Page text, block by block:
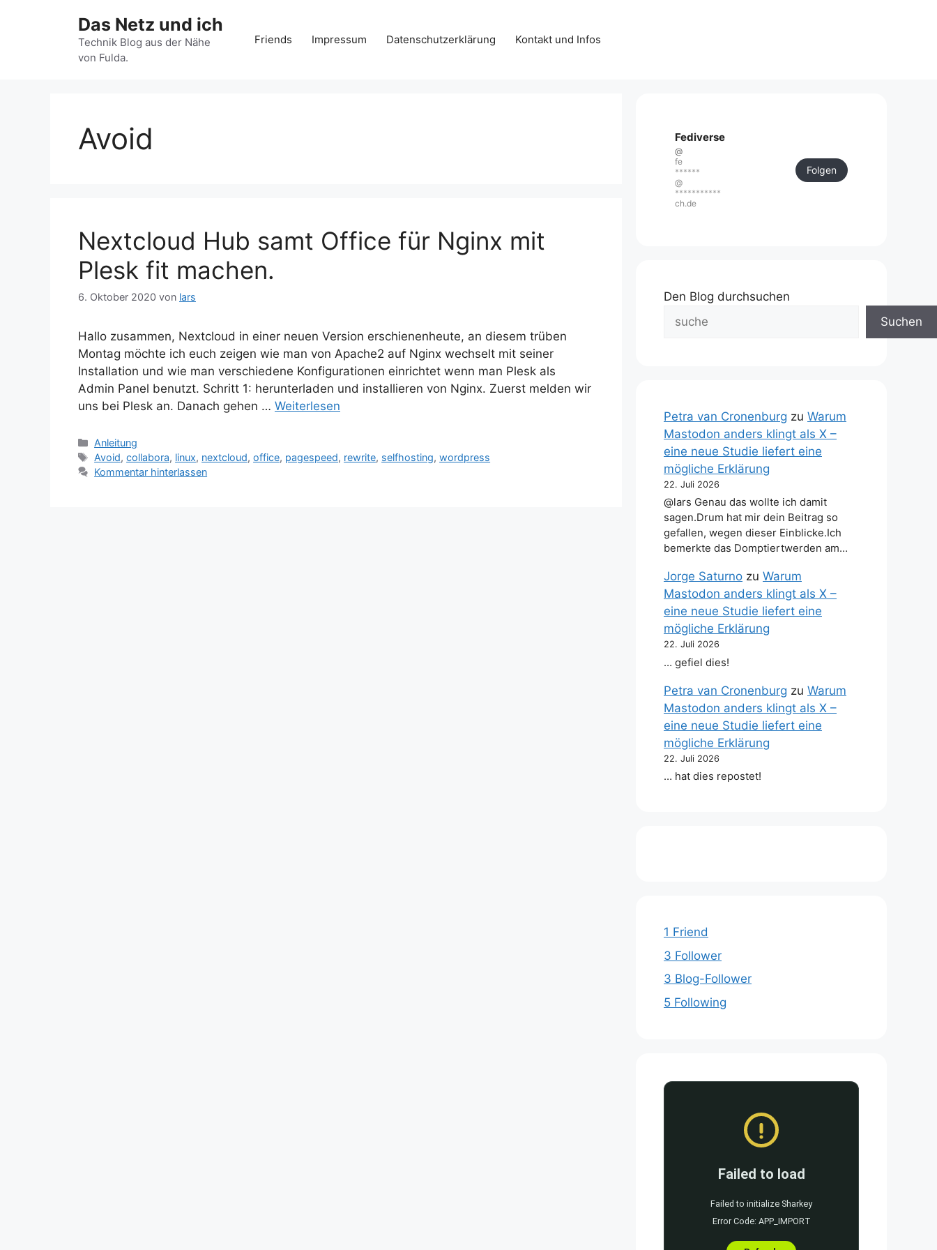
Das Netz und ich
Technik Blog aus der Nähe
von Fulda.
Friends Impressum Datenschutzerklärung Kontakt und Infos
Avoid
Nextcloud Hub samt Office für Nginx mit
Plesk fit machen.
6. Oktober 2020 von lars
Hallo zusammen, Nextcloud in einer neuen Version erschienenheute, an diesem trüben
Montag möchte ich euch zeigen wie man von Apache2 auf Nginx wechselt mit seiner
Installation und wie man verschiedene Konfigurationen einrichtet wenn man Plesk als
Admin Panel benutzt. Schritt 1: herunterladen und installieren von Nginx. Zuerst melden wir
uns bei Plesk an. Danach gehen … Weiterlesen
Kategorien
Anleitung
Schlagwörter
Avoid,collabora, linux, nextcloud,office, pagespeed, rewrite, selfhosting,wordpress
Kommentar hinterlassen
Fediverse
@
fe
******
@
***********
ch.de
Folgen
Den Blog durchsuchen
Suchen
Petra van Cronenburg zu Warum
Mastodon anders klingt als X –
eine neue Studie liefert eine
mögliche Erklärung
22. Juli 2026
@lars Genau das wollte ich damit
sagen.Drum hat mir dein Beitrag so
gefallen, wegen dieser Einblicke.Ich
bemerkte das Domptiertwerden am…
Jorge Saturno zu Warum
Mastodon anders klingt als X –
eine neue Studie liefert eine
mögliche Erklärung
22. Juli 2026
… gefiel dies!
Petra van Cronenburg zu Warum
Mastodon anders klingt als X –
eine neue Studie liefert eine
mögliche Erklärung
22. Juli 2026
… hat dies repostet!
1 Friend
3 Follower
3 Blog-Follower
5 Following